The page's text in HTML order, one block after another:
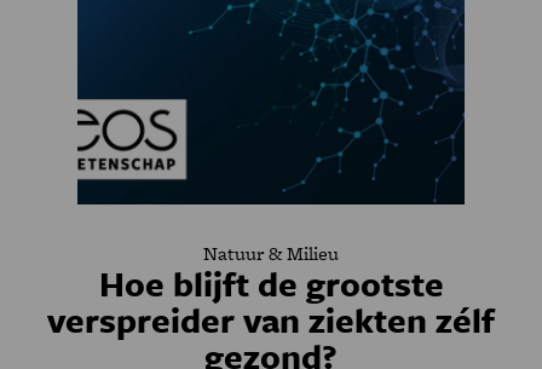
Natuur & Milieu
Hoe blijft de grootste
verspreider van ziekten zélf
gezond?